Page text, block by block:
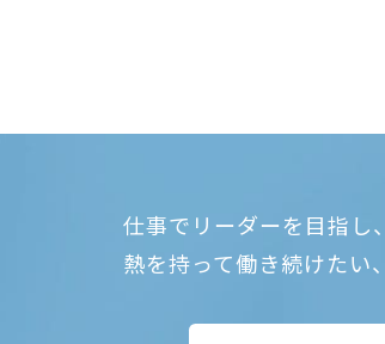
仕事でリーダーを目指し
熱を持って働き続けたい